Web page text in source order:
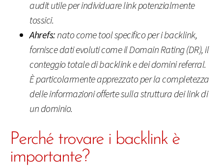
audit utile per individuare link potenzialmente
tossici.
Ahrefs:nato come tool specifico per i backlink,
fornisce dati evoluti come il Domain Rating (DR), il
conteggio totale di backlink e dei domini referral.
È particolarmente apprezzato per la completezza
delle informazioni offerte sulla struttura dei link di
un dominio.
Perché trovare i backlink è
importante?